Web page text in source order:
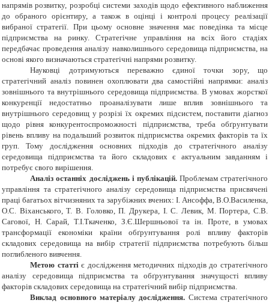
напрямів розвитку, розробці системи заходів щодо ефективного наближення
до обраного орієнтиру, а також в оцінці і контролі процесу реалізації
вибраної стратегії. При цьому основне значення має поведінка та місце
підприємства на ринку. Стратегічне управління на всіх його стадіях
передбачає проведення аналізу навколишнього середовища підприємства, на
основі якого визначаються стратегічні напрями розвитку.
Науковці дотримуються переважно єдиної точки зору, що
стратегічний аналіз повинен охоплювати два самостійні напрямки: аналіз
зовнішнього та внутрішнього середовища підприємства. В умовах жорсткої
конкуренції недостатньо проаналізувати лише вплив зовнішнього та
внутрішнього середовищ у розрізі їх окремих підсистем, поставити діагноз
щодо рівня конкурентоспроможності підприємства, треба обґрунтувати
рівень впливу на подальший розвиток підприємства окремих факторів та їх
груп. Тому дослідження основних підходів до стратегічного аналізу
середовища підприємства та його складових є актуальним завданням і
потребує свого вирішення.
Аналіз останніх досліджень і публікацій. Проблемам стратегічного
управління та стратегічного аналізу середовища підприємства присвячені
праці багатьох вітчизняних та зарубіжних вчених: І. Ансоффа, В.О.Василенка,
О.С. Віханського, Т. В. Головко, П. Друкера, І. С. Левик, М. Портера, С.В.
Сагової, Н. Сарай, Т.І.Ткаченко, З.Є.Шершньової та ін. Проте, в умовах
трансформації економіки країни обґрунтування ролі впливу факторів
складових середовища на вибір стратегії підприємства потребують більш
поглибленого вивчення.
Метою статтіє дослідження методичних підходів до стратегічного
аналізу середовища підприємства та обґрунтування значущості впливу
факторів складових середовища на стратегічний вибір підприємства.
Виклад основного матеріалу дослідження. Система стратегічного